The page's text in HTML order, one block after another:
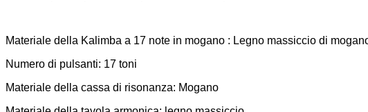
Materiale della Kalimba a 17 note in mogano : Legno massiccio di
Numero di pulsanti: 17 toni
Materiale della cassa di risonanza: Mogano